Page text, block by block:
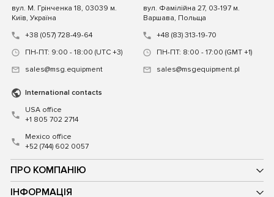
ПРО КОМПАНІЮ
ІНФОРМАЦІЯ
вул. М. Грінченка 18, 03039 м.
Київ, Україна
+38 (057) 728-49-64
ПН-ПТ: 9:00 - 18:00 (UTC +3)
sales@msg.equipment
вул. Фамілійна 27, 03-197 м.
Варшава, Польща
+48 (83) 313-19-70
ПН-ПТ: 8:00 - 17:00 (GMT +1)
sales@msgequipment.pl
International contacts
USA office
+1 805 702 2714
Mexico office
+52 (744) 602 0057